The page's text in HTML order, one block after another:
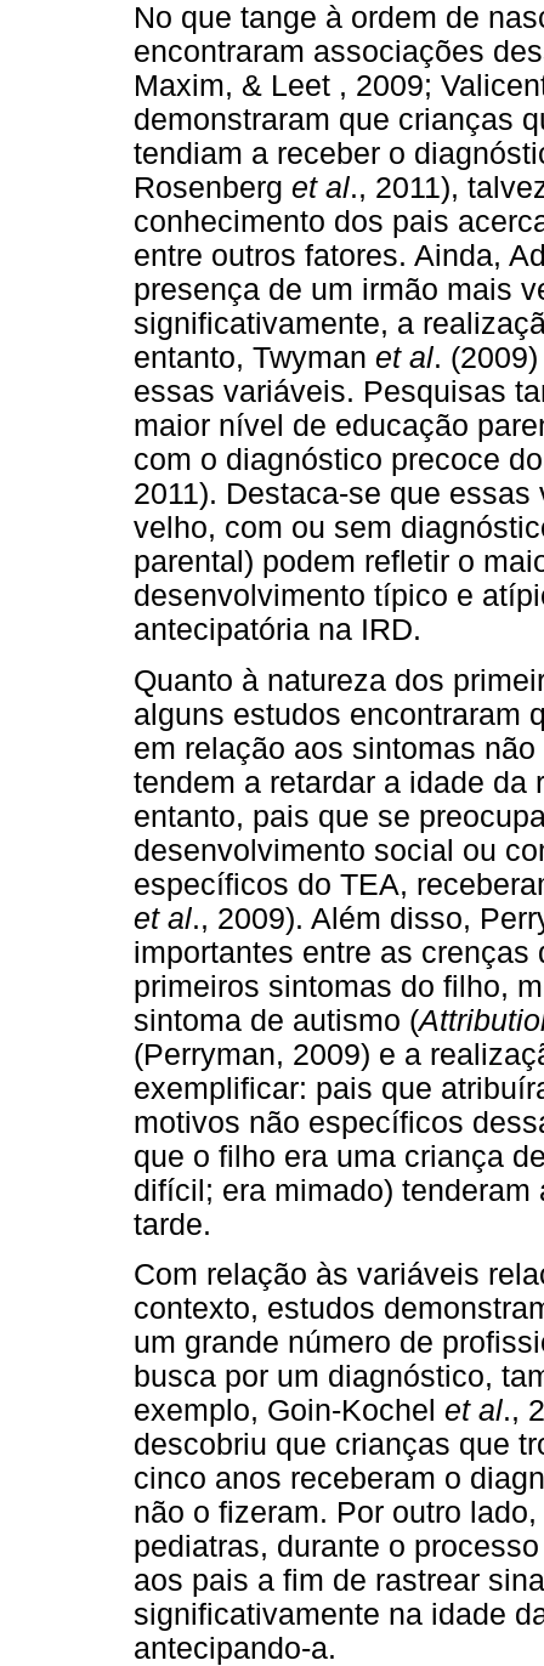
No que tange à ordem de
encontraram associações
Maxim, & Leet , 2009;
demonstraram que crianças
tendiam a receber o
Rosenberg et al., 2011),
conhecimento dos pais
entre outros fatores. Ainda,
presença de um irmão mais
significativamente, a
entanto, Twyman et al.
essas variáveis. Pesquisas
maior nível de educação
com o diagnóstico precoce
2011). Destaca-se que
velho, com ou sem
parental) podem refletir o
desenvolvimento típico e
antecipatória na IRD.
Quanto à natureza dos
alguns estudos encontraram
em relação aos sintomas
tendem a retardar a idade
entanto, pais que se
desenvolvimento social ou
específicos do TEA,
et al., 2009). Além disso,
importantes entre as
primeiros sintomas do filho,
sintoma de autismo (
(Perryman, 2009) e a
exemplificar: pais que
motivos não específicos
que o filho era uma criança
difícil; era mimado)
tarde.
Com relação às variáveis
contexto, estudos
um grande número de
busca por um diagnóstico,
exemplo, Goin-Kochel et al.,
descobriu que crianças que
cinco anos receberam o
não o fizeram. Por outro
pediatras, durante o
aos pais a fim de rastrear
significativamente na idade
antecipando-a.